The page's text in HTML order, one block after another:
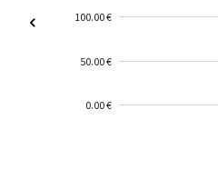
100.00 €
50.00 €
0.00 €